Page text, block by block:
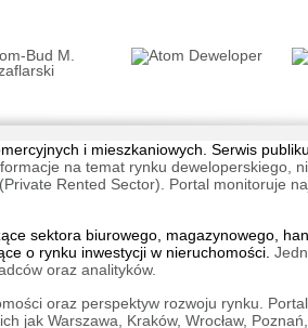
i mieszkaniowych. Serwis
na temat rynku deweloperskiego,
Rented Sector). Portal monitoruje
sektora biurowego, magazynowego,
o rynku inwestycji w nieruchomości.
oraz analityków.
oraz perspektyw rozwoju rynku.
Warszawa, Kraków, Wrocław,